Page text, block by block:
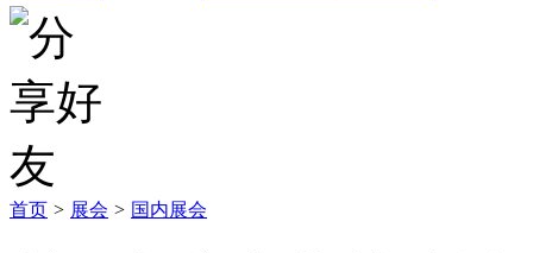
首页 > 展会 > 国内展会